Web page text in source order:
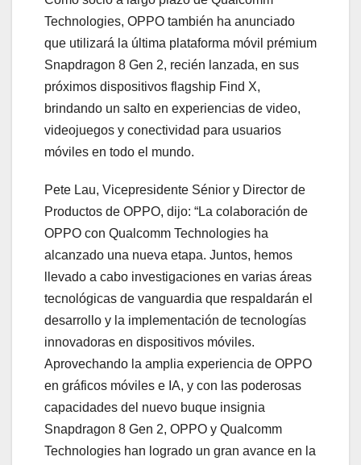
Technologies, OPPO también ha anunciado
que utilizará la última plataforma móvil prémium
Snapdragon 8 Gen 2, recién lanzada, en sus
próximos dispositivos flagship Find X,
brindando un salto en experiencias de video,
videojuegos y conectividad para usuarios
móviles en todo el mundo.
Pete Lau, Vicepresidente Sénior y Director de
Productos de OPPO, dijo: “La colaboración de
OPPO con Qualcomm Technologies ha
alcanzado una nueva etapa. Juntos, hemos
llevado a cabo investigaciones en varias áreas
tecnológicas de vanguardia que respaldarán el
desarrollo y la implementación de tecnologías
innovadoras en dispositivos móviles.
Aprovechando la amplia experiencia de OPPO
en gráficos móviles e IA, y con las poderosas
capacidades del nuevo buque insignia
Snapdragon 8 Gen 2, OPPO y Qualcomm
Technologies han logrado un gran avance en la